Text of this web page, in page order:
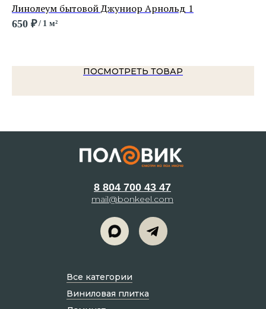
Линолеум бытовой Джуниор Арнольд 1
650 ₽/ 1 м²
ПОСМОТРЕТЬ ТОВАР
8 804 700 43 47
mail@bonkeel.com
Все категории
Виниловая плитка